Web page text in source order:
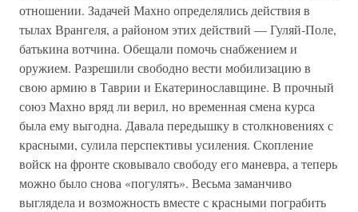
отношении. Задачей Махно определялись действия в
тылах Врангеля, а районом этих действий — Гуляй-Поле,
батькина вотчина. Обещали помочь снабжением и
оружием. Разрешили свободно вести мобилизацию в
свою армию в Таврии и Екатеринославщине. В прочный
союз Махно вряд ли верил, но временная смена курса
была ему выгодна. Давала передышку в столкновениях с
красными, сулила перспективы усиления. Скопление
войск на фронте сковывало свободу его маневра, а теперь
можно было снова «погулять». Весьма заманчиво
выглядела и возможность вместе с красными пограбить